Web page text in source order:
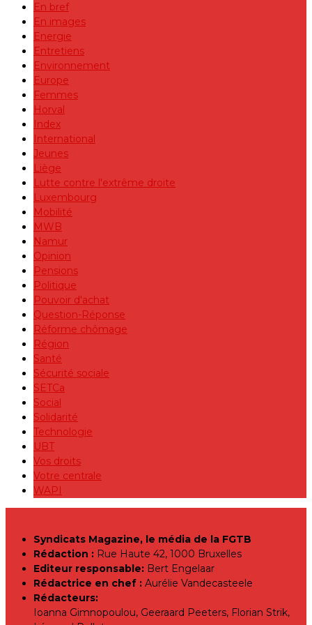
En bref
En images
Energie
Entretiens
Environnement
Europe
Femmes
Horval
Index
International
Jeunes
Liège
Lutte contre l'extrême droite
Luxembourg
Mobilité
MWB
Namur
Opinion
Pensions
Politique
Pouvoir d'achat
Question-Réponse
Réforme chômage
Région
Santé
Sécurité sociale
SETCa
Social
Solidarité
Technologie
UBT
Vos droits
Votre centrale
WAPI
Syndicats Magazine, le média de la FGTB
Rédaction : Rue Haute 42, 1000 Bruxelles
Editeur responsable: Bert Engelaar
Rédactrice en chef : Aurélie Vandecasteele
Rédacteurs:
Ioanna Gimnopoulou, Geeraard Peeters, Florian Strik,